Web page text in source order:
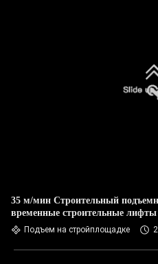
35 м/мин Строительный
временные строительные лифты
Подъем на стройплощадке